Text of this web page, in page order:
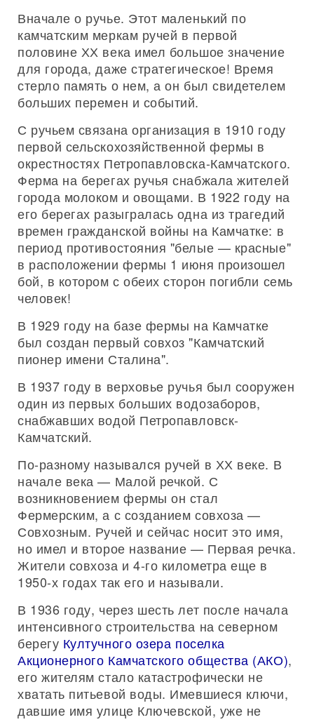
Вначале о ручье. Этот маленький по
камчатским меркам ручей в первой
половине ХХ века имел большое значение
для города, даже стратегическое! Время
стерло память о нем, а он был свидетелем
больших перемен и событий.
С ручьем связана организация в 1910 году
первой сельскохозяйственной фермы в
окрестностях Петропавловска-Камчатского.
Ферма на берегах ручья снабжала жителей
города молоком и овощами. В 1922 году на
его берегах разыгралась одна из трагедий
времен гражданской войны на Камчатке: в
период противостояния "белые — красные"
в расположении фермы 1 июня произошел
бой, в котором с обеих сторон погибли семь
человек!
В 1929 году на базе фермы на Камчатке
был создан первый совхоз "Камчатский
пионер имени Сталина".
В 1937 году в верховье ручья был сооружен
один из первых больших водозаборов,
снабжавших водой Петропавловск-
Камчатский.
По-разному назывался ручей в ХХ веке. В
начале века — Малой речкой. С
возникновением фермы он стал
Фермерским, а с созданием совхоза —
Совхозным. Ручей и сейчас носит это имя,
но имел и второе название — Первая речка.
Жители совхоза и 4-го километра еще в
1950-х годах так его и называли.
В 1936 году, через шесть лет после начала
интенсивного строительства на северном
берегу Култучного озера поселка
Акционерного Камчатского общества (АКО),
его жителям стало катастрофически не
хватать питьевой воды. Имевшиеся ключи,
давшие имя улице Ключевской, уже не